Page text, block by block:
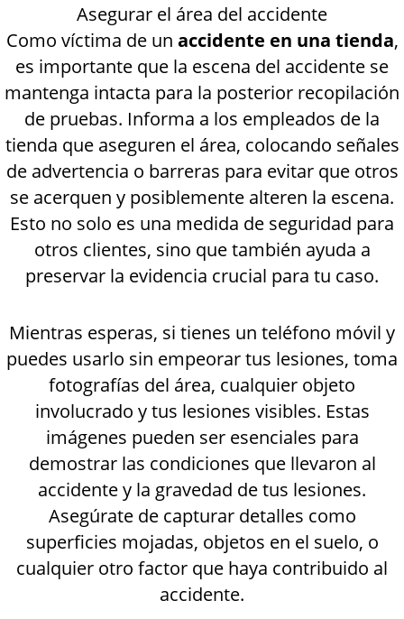
Asegurar el área del accidente
Como víctima de un accidente en una tienda,
es importante que la escena del accidente se
mantenga intacta para la posterior recopilación
de pruebas. Informa a los empleados de la
tienda que aseguren el área, colocando señales
de advertencia o barreras para evitar que otros
se acerquen y posiblemente alteren la escena.
Esto no solo es una medida de seguridad para
otros clientes, sino que también ayuda a
preservar la evidencia crucial para tu caso.
Mientras esperas, si tienes un teléfono móvil y
puedes usarlo sin empeorar tus lesiones, toma
fotografías del área, cualquier objeto
involucrado y tus lesiones visibles. Estas
imágenes pueden ser esenciales para
demostrar las condiciones que llevaron al
accidente y la gravedad de tus lesiones.
Asegúrate de capturar detalles como
superficies mojadas, objetos en el suelo, o
cualquier otro factor que haya contribuido al
accidente.